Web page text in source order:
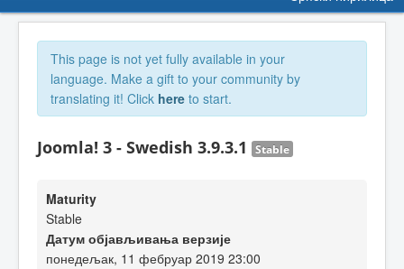
This page is not yet fully available in your
language. Make a gift to your community by
translating it! Click here to start.
Joomla! 3 - Swedish 3.9.3.1 Stable
Maturity
Stable
Датум објављивања верзије
понедељак, 11 фебруар 2019 23:00